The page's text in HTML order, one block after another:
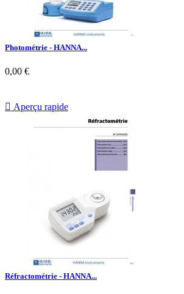
Photométrie - HANNA...
0,00 €
 Aperçu rapide
Réfractométrie - HANNA...